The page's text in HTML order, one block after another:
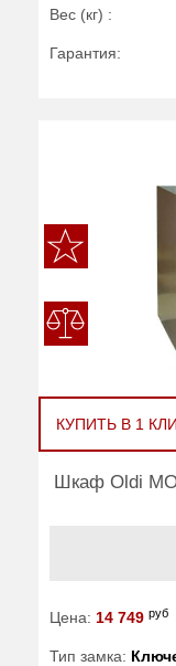
Вес (кг) :
Гарантия:
КУПИТЬ В 1
Шкаф Oldi
Цена: 14 749 руб
Тип замка: